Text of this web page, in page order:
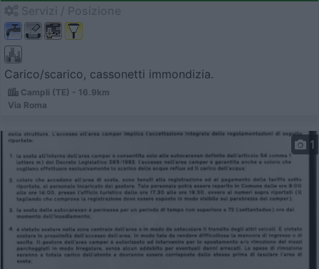
Carico/scarico, cassonetti immondizia.
Campli (TE) - 16.9km
Via Roma
1